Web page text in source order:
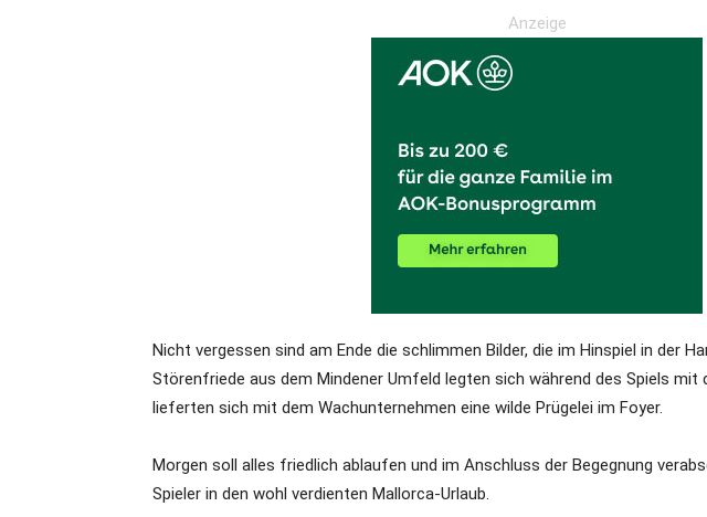
Anzeige
Nicht vergessen sind am Ende die schlimmen Bilder, die im Hinspiel in der
Störenfriede aus dem Mindener Umfeld legten sich während des Spiels mit
lieferten sich mit dem Wachunternehmen eine wilde Prügelei im Foyer.
Morgen soll alles friedlich ablaufen und im Anschluss der Begegnung
Spieler in den wohl verdienten Mallorca-Urlaub.